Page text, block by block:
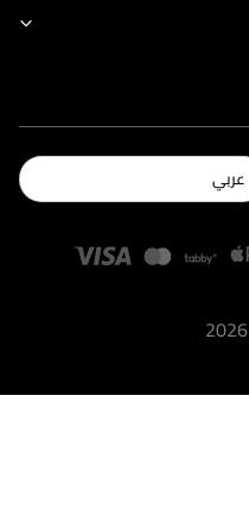
عربي
2026